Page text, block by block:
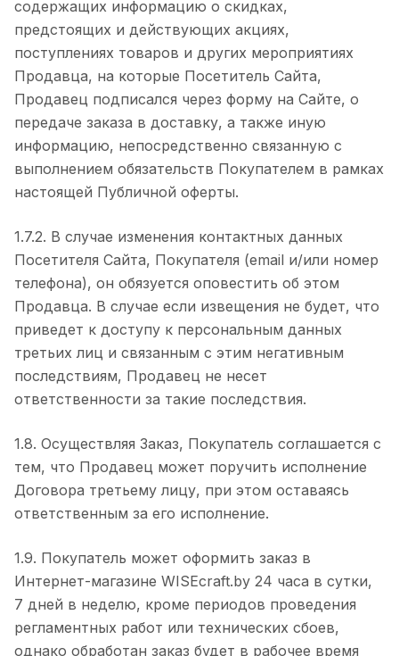
содержащих информацию о скидках,
предстоящих и действующих акциях,
поступлениях товаров и других мероприятиях
Продавца, на которые Посетитель Сайта,
Продавец подписался через форму на Сайте, о
передаче заказа в доставку, а также иную
информацию, непосредственно связанную с
выполнением обязательств Покупателем в рамках
настоящей Публичной оферты.
1.7.2. В случае изменения контактных данных
Посетителя Сайта, Покупателя (email и/или номер
телефона), он обязуется оповестить об этом
Продавца. В случае если извещения не будет, что
приведет к доступу к персональным данных
третьих лиц и связанным с этим негативным
последствиям, Продавец не несет
ответственности за такие последствия.
1.8. Осуществляя Заказ, Покупатель соглашается с
тем, что Продавец может поручить исполнение
Договора третьему лицу, при этом оставаясь
ответственным за его исполнение.
1.9. Покупатель может оформить заказ в
Интернет-магазине WISEcraft.by 24 часа в сутки,
7 дней в неделю, кроме периодов проведения
регламентных работ или технических сбоев,
однако обработан заказ будет в рабочее время